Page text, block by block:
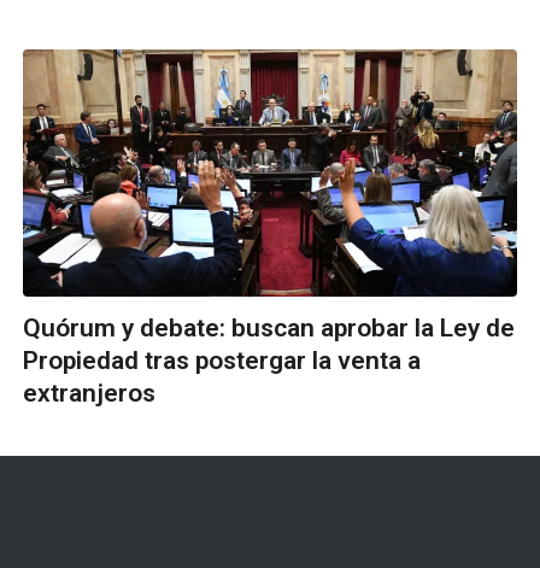
Quórum y debate: buscan aprobar la Ley de
Propiedad tras postergar la venta a
extranjeros